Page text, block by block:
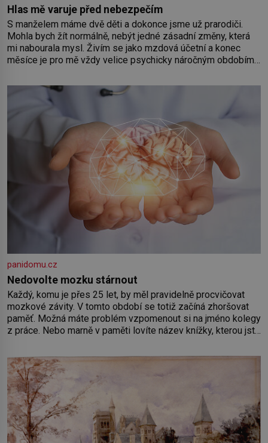
Hlas mě varuje před nebezpečím
S manželem máme dvě děti a dokonce jsme už prarodiči.
Mohla bych žít normálně, nebýt jedné zásadní změny, která
mi nabourala mysl. Živím se jako mzdová účetní a konec
měsíce je pro mě vždy velice psychicky náročným obdobím.
o pomoc, co se hlídání týče. Dalo by se
panidomu.cz
Nedovolte mozku stárnout
Každý, komu je přes 25 let, by měl pravidelně procvičovat
mozkové závity. V tomto období se totiž začíná zhoršovat
paměť. Možná máte problém vzpomenout si na jméno kolegy
z práce. Nebo marně v paměti lovíte název knížky, kterou jste
paměť rozhodla stávkovat. Cvičte